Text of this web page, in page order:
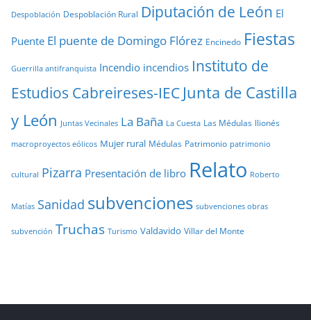
Despoblación Despoblación Rural Diputación de León El
Puente El puente de Domingo Flórez Encinedo Fiestas
Guerrilla antifranquista Incendio incendios Instituto de
Estudios Cabreireses-IEC Junta de Castilla
y León Juntas Vecinales La Baña La Cuesta Las Médulas llionés
macroproyectos eólicos Mujer rural Médulas Patrimonio patrimonio
cultural Pizarra Presentación de libro Relato Roberto
Matías Sanidad subvenciones subvenciones obras
subvención Truchas Turismo Valdavido Villar del Monte